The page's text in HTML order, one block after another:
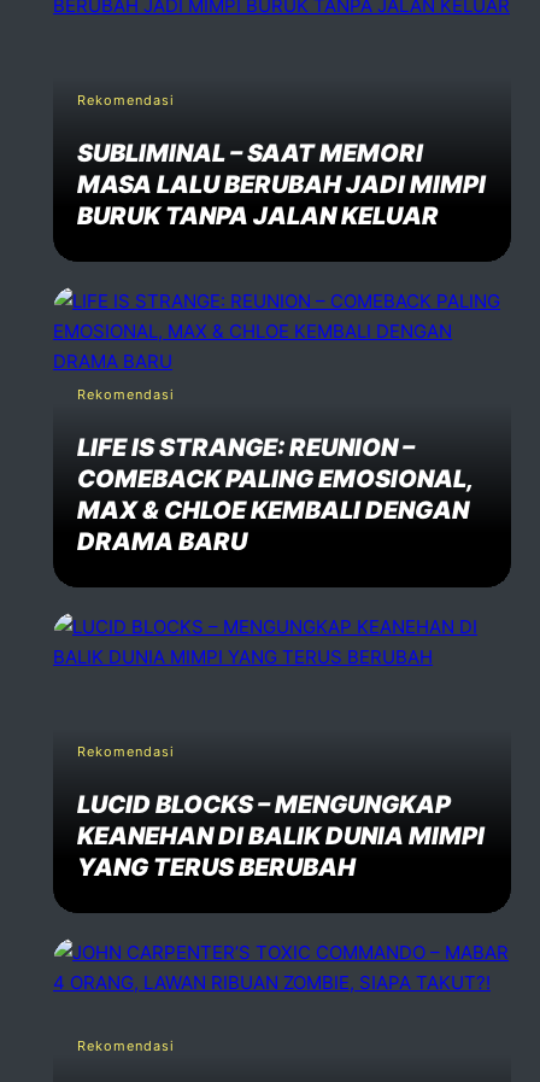
Rekomendasi
SUBLIMINAL – SAAT MEMORI
MASA LALU BERUBAH JADI MIMPI
BURUK TANPA JALAN KELUAR
Rekomendasi
LIFE IS STRANGE: REUNION –
COMEBACK PALING EMOSIONAL,
MAX & CHLOE KEMBALI DENGAN
DRAMA BARU
Rekomendasi
LUCID BLOCKS – MENGUNGKAP
KEANEHAN DI BALIK DUNIA MIMPI
YANG TERUS BERUBAH
Rekomendasi